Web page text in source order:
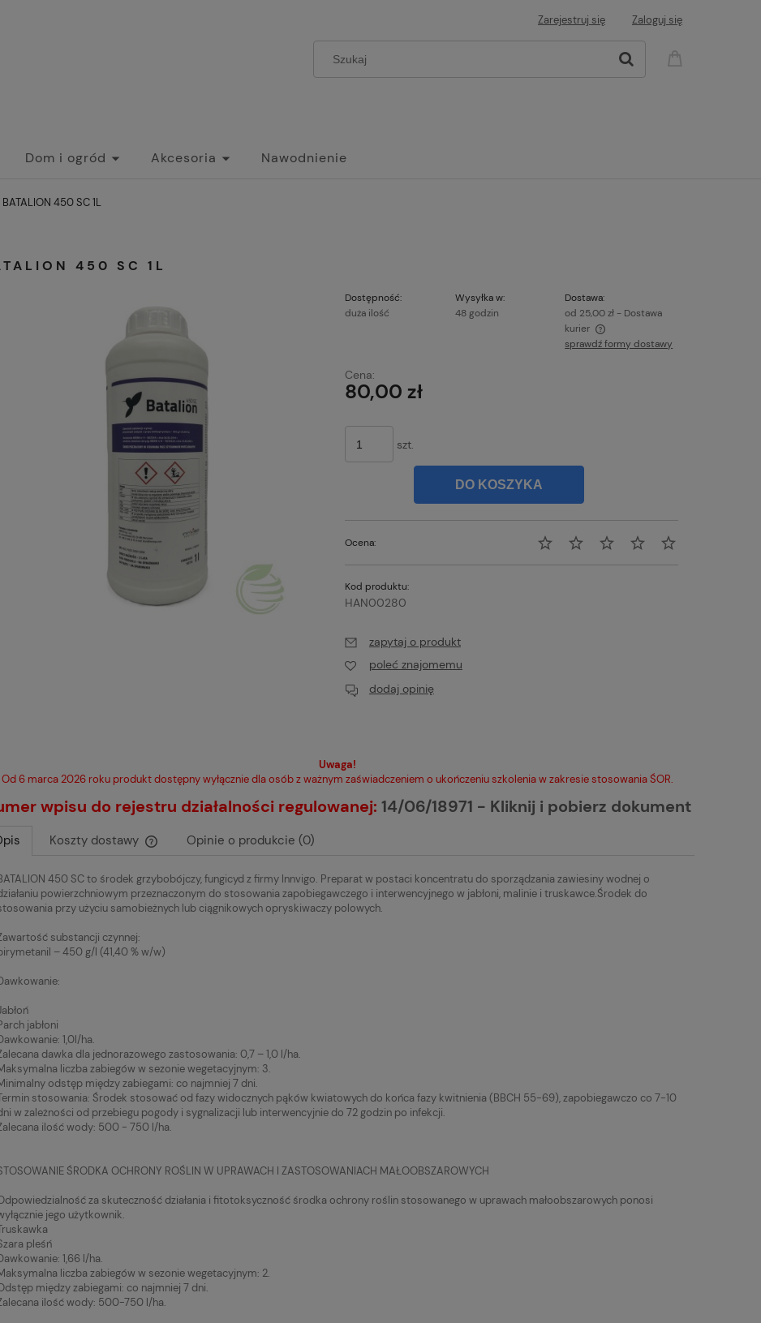
Zarejestruj się Zaloguj się
Dom i ogród Akcesoria Nawodnienie
BATALION 450 SC 1L
450 SC 1L
Dostępność:
duża ilość
Wysyłka w:
48 godzin
Dostawa:
od 25,00 zł - Dostawa
kurier
sprawdź formy dostawy
Cena:
80,00 zł
szt.
DO KOSZYKA
Ocena:
Kod produktu:
HAN00280
zapytaj o produkt
poleć znajomemu
dodaj opinię
Uwaga!
Od 6 marca 2026 roku produkt dostępny wyłącznie dla osób z ważnym zaświadczeniem o ukończeniu szkolenia w zakresie stosowania ŚOR.
wpisu do rejestru działalności regulowanej: 14/06/18971 - Kliknij i pobierz dokument
Koszty dostawy
Cena nie zawiera ewentualnych kosztów
płatności
Opinie o produkcie (0)
450 SC to środek grzybobójczy, fungicyd z firmy Innvigo. Preparat w postaci koncentratu do sporządzania zawiesiny wodnej o
powierzchniowym przeznaczonym do stosowania zapobiegawczego i interwencyjnego w jabłoni, malinie i truskawce.Środek do
przy użyciu samobieżnych lub ciągnikowych opryskiwaczy polowych.
substancji czynnej:
– 450 g/l (41,40 % w/w)
jabłoni
1,0l/ha.
dawka dla jednorazowego zastosowania: 0,7 – 1,0 l/ha.
liczba zabiegów w sezonie wegetacyjnym: 3.
odstęp między zabiegami: co najmniej 7 dni.
stosowania: Środek stosować od fazy widocznych pąków kwiatowych do końca fazy kwitnienia (BBCH 55-69), zapobiegawczo co 7-10
w zależności od przebiegu pogody i sygnalizacji lub interwencyjnie do 72 godzin po infekcji.
ilość wody: 500 - 750 l/ha.
ŚRODKA OCHRONY ROŚLIN W UPRAWACH I ZASTOSOWANIACH MAŁOOBSZAROWYCH
za skuteczność działania i fitotoksyczność środka ochrony roślin stosowanego w uprawach małoobszarowych ponosi
jego użytkownik.
pleśń
1,66 l/ha.
liczba zabiegów w sezonie wegetacyjnym: 2.
między zabiegami: co najmniej 7 dni.
ilość wody: 500-750 l/ha.